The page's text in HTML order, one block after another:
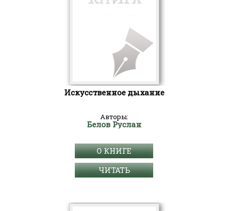
Искусственное дыхание
Авторы:
Белов Руслан
О КНИГЕ
ЧИТАТЬ